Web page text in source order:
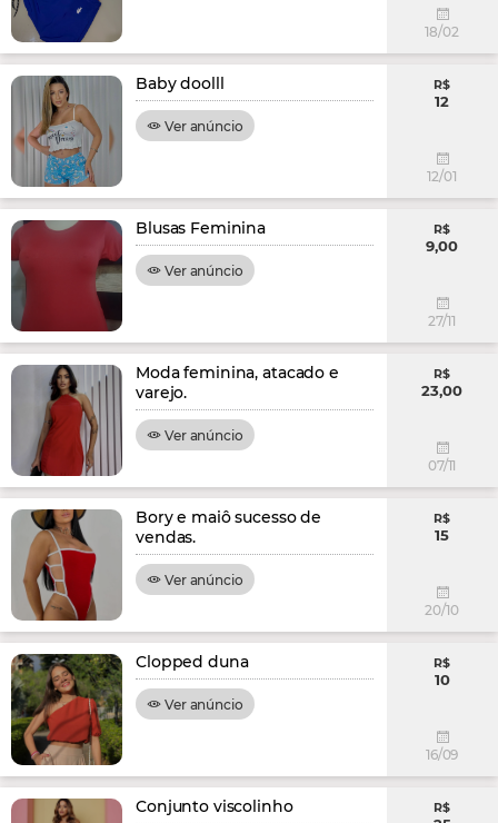
18/02
Baby doolll
Ver anúncio
R$
12
12/01
Blusas Feminina
Ver anúncio
R$
9,00
27/11
Moda feminina, atacado e
varejo.
Ver anúncio
R$
23,00
07/11
Bory e maiô sucesso de
vendas.
Ver anúncio
R$
15
20/10
Clopped duna
Ver anúncio
R$
10
16/09
Conjunto viscolinho R$